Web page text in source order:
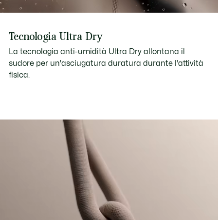
Tecnologia Ultra Dry
La tecnologia anti-umidità Ultra Dry allontana il
sudore per un'asciugatura duratura durante l'attività
fisica.